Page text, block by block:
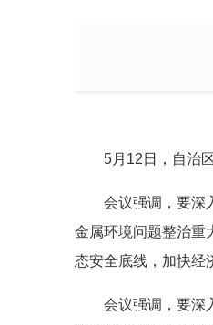
5月12日，自治
会议强调，要深
金属环境问题整治重
态安全底线，加快经
会议强调，要深